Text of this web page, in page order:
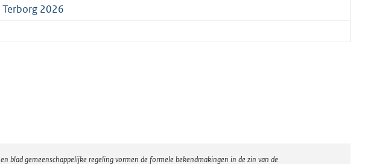
2026
blad gemeenschappelijke regeling vormen de formele bekendmakingen in de zin van de